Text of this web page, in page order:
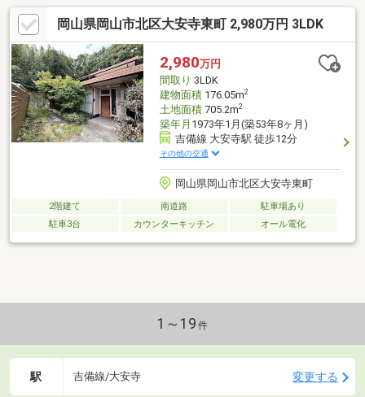
岡山県岡山市北区大安寺東町 2,980万円 3LDK
2,980万円
間取り 3LDK
建物面積176.05m2
土地面積705.2m2
築年月 1973年1月(築53年8ヶ月)
吉備線 大安寺駅 徒歩12分
その他の交通
岡山県岡山市北区大安寺東町
2階建て 南道路
駐車場あり
駐車3台
カウンターキッチン オール電化
1～19 件
駅 吉備線/大安寺 変更する